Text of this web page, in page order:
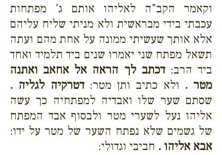
וקאמר הקב"ה לאליהו אותם ג' מפתחות
עכבתי בידי מבראשית ולא מניתי שליח עליהם
אלא אותך שעשיתי ממונה על אחת מהם ועתה
תשאל מפתח שני יאמרו שנים ביד תלמיד ואחד
ביד הרב:דכתב לך הראה אל אחאב ואתנה
מטר . ולא כתיב ותן מטר:דטרקיה לגליה .
שסתם שער שלו ואבדיה למפתחיה כך עשה
אליהו נעל לשערי מטר ולבסוף אבד המפתח
של גשמים שלא נפתח השער של מטר על ידו:
אבא אליהו . חביבי וגדולי: